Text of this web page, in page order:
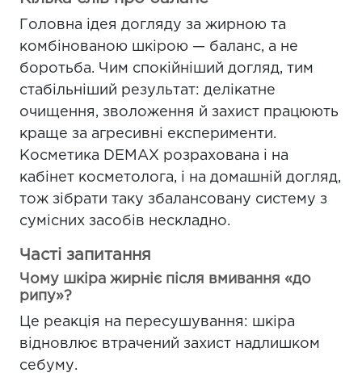
Головна ідея догляду за жирною та
комбінованою шкірою — баланс, а не
боротьба. Чим спокійніший догляд, тим
стабільніший результат: делікатне
очищення, зволоження й захист працюють
краще за агресивні експерименти.
Косметика DEMAX розрахована і на
кабінет косметолога, і на домашній догляд,
тож зібрати таку збалансовану систему з
сумісних засобів нескладно.
Часті запитання
Чому шкіра жирніє після вмивання «до
рипу»?
Це реакція на пересушування: шкіра
відновлює втрачений захист надлишком
себуму.